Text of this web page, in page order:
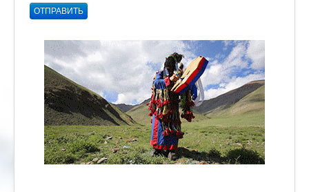
ОТПРАВИТЬ